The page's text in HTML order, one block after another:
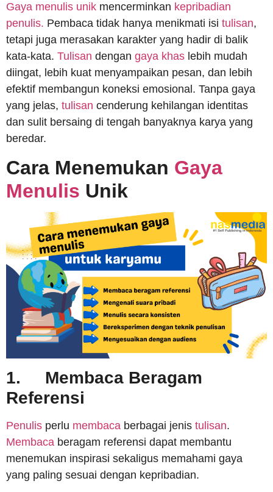
Gaya menulis unik mencerminkan kepribadian
penulis. Pembaca tidak hanya menikmati isi tulisan,
tetapi juga merasakan karakter yang hadir di balik
kata-kata. Tulisan dengan gaya khas lebih mudah
diingat, lebih kuat menyampaikan pesan, dan lebih
efektif membangun koneksi emosional. Tanpa gaya
yang jelas, tulisan cenderung kehilangan identitas
dan sulit bersaing di tengah banyaknya karya yang
beredar.
Cara Menemukan Gaya
Menulis Unik
1. Membaca Beragam
Referensi
Penulis perlu membaca berbagai jenis tulisan.
Membaca beragam referensi dapat membantu
menemukan inspirasi sekaligus memahami gaya
yang paling sesuai dengan kepribadian.